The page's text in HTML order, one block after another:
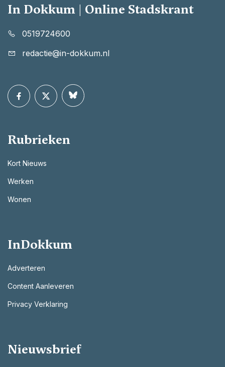
In Dokkum | Online Stadskrant
0519724600
redactie@in-dokkum.nl
Rubrieken
Kort Nieuws
Werken
Wonen
InDokkum
Adverteren
Content Aanleveren
Privacy Verklaring
Nieuwsbrief